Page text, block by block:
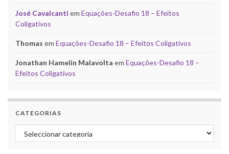
José Cavalcanti em Equações-Desafio 18 – Efeitos
Coligativos
Thomas em Equações-Desafio 18 – Efeitos Coligativos
Jonathan Hamelin Malavolta em Equações-Desafio 18 –
Efeitos Coligativos
CATEGORIAS
Categorias